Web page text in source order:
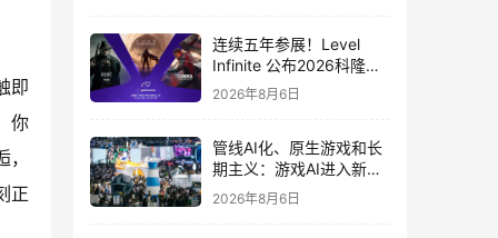
即
你
正
连续五年参展！Level
Infinite 公布2026科隆游
戏展产品阵容
2026年8月6日
管线AI化、原生游戏和长
期主义：游戏AI进入新共
识时代
2026年8月6日